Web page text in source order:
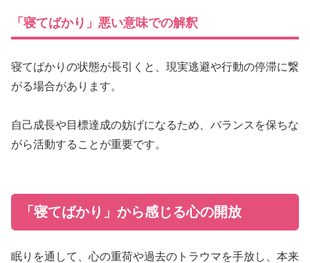
「寝てばかり」悪い意味での解釈
寝てばかりの状態が長引くと、現実逃避や行動の停滞に繋
がる場合があります。
自己成長や目標達成の妨げになるため、バランスを保ちな
がら活動することが重要です。
「寝てばかり」から感じる心の開放
眠りを通して、心の重荷や過去のトラウマを手放し、本来